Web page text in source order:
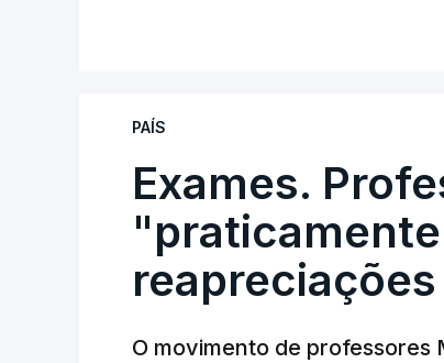
PAÍS
Exames.
O movimento de professores